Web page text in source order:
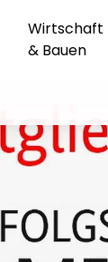
Wirtschaft
& Bauen